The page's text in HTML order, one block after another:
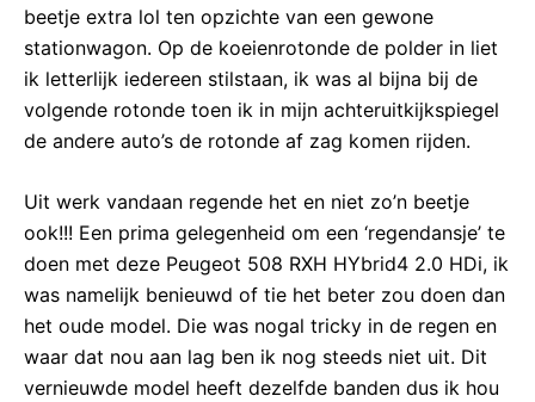
beetje extra lol ten opzichte van een gewone
stationwagon. Op de koeienrotonde de polder in liet
ik letterlijk iedereen stilstaan, ik was al bijna bij de
volgende rotonde toen ik in mijn achteruitkijkspiegel
de andere auto’s de rotonde af zag komen rijden.
Uit werk vandaan regende het en niet zo’n beetje
ook!!! Een prima gelegenheid om een ‘regendansje’ te
doen met deze Peugeot 508 RXH HYbrid4 2.0 HDi, ik
was namelijk benieuwd of tie het beter zou doen dan
het oude model. Die was nogal tricky in de regen en
waar dat nou aan lag ben ik nog steeds niet uit. Dit
vernieuwde model heeft dezelfde banden dus ik hou